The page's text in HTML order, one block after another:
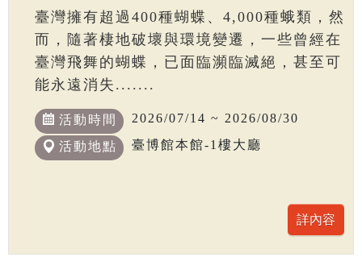
臺灣擁有超過400種蝴蝶、4,000種蛾類，然
而，隨著棲地破壞與環境變遷，一些曾經在
臺灣飛舞的蝴蝶，已面臨瀕臨滅絕，甚至可
能永遠消失.......
活動時間 2026/07/14 ~ 2026/08/30
活動地點 臺博館本館-1樓大廳